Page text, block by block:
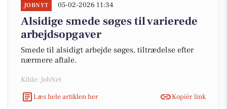
JOBNYT 05-02-2026 11:34
Alsidige smede søges til varierede
arbejdsopgaver
Smede til alsidigt arbejde søges, tiltrædelse efter
nærmere aftale.
Kilde: JobNet
Læs hele artiklen her
Kopiér link